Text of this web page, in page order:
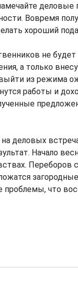
деловые
Вовремя
хороший
не
а только
из режима
работы и
деловых
Начало
Переборов
что